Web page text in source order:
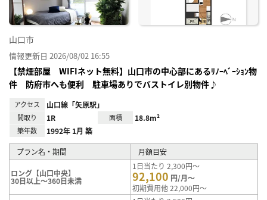
山口市
情報更新日 2026/08/02 16:55
【禁煙部屋 WIFIネット無料】山口市の中心部にあるﾘﾉｰﾍﾞｰｼｮﾝ物
件 防府市へも便利 駐車場ありでバストイレ別物件♪
アクセス 山口線「矢原駅」
間取り 1R 面積 18.8m²
築年数 1992年 1月 築
プラン名・期間 月額目安
ロング【山口中央】
30日以上～360日未満
1日当たり 2,300円～
92,100 円/月～
初期費用他 22,000円～